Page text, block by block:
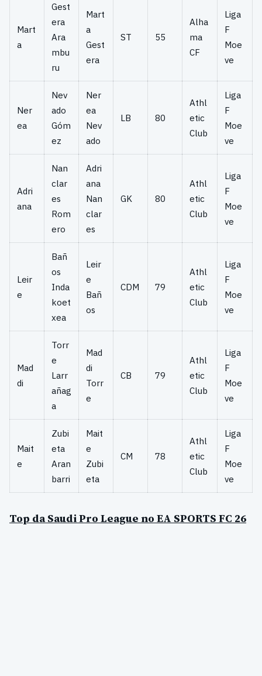
Mart
a
Gest
era
Ara
mbu
ru
Mart
a
Gest
era
ST 55
Alha
ma
CF
Liga
F
Moe
ve
Ner
ea
Nev
ado
Góm
ez
Ner
ea
Nev
ado
LB 80
Athl
etic
Club
Liga
F
Moe
ve
Adri
ana
Nan
clar
es
Rom
ero
Adri
ana
Nan
clar
es
GK 80
Athl
etic
Club
Liga
F
Moe
ve
Leir
e
Bañ
os
Inda
koet
xea
Leir
e
Bañ
os
CDM 79
Athl
etic
Club
Liga
F
Moe
ve
Mad
di
Torr
e
Larr
añag
a
Mad
di
Torr
e
CB 79
Athl
etic
Club
Liga
F
Moe
ve
Mait
e
Zubi
eta
Aran
barri
Mait
e
Zubi
eta
CM 78
Athl
etic
Club
Liga
F
Moe
ve
Top da Saudi Pro League no EA SPORTS FC 26